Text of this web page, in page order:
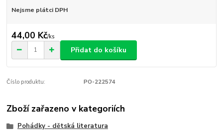
Nejsme plátci DPH
44,00 Kč/ks
Přidat do košíku
Číslo produktu: PO-222574
Zboží zařazeno v kategoriích
Pohádky - dětská literatura